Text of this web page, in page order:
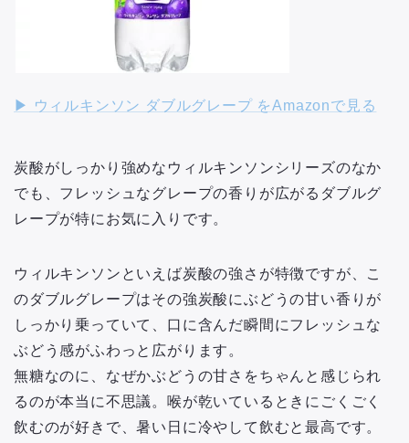
▶︎ ウィルキンソン ダブルグレープ をAmazonで見る
炭酸がしっかり強めなウィルキンソンシリーズのなか
でも、フレッシュなグレープの香りが広がるダブルグ
レープが特にお気に入りです。
ウィルキンソンといえば炭酸の強さが特徴ですが、こ
のダブルグレープはその強炭酸にぶどうの甘い香りが
しっかり乗っていて、口に含んだ瞬間にフレッシュな
ぶどう感がふわっと広がります。
無糖なのに、なぜかぶどうの甘さをちゃんと感じられ
るのが本当に不思議。喉が乾いているときにごくごく
飲むのが好きで、暑い日に冷やして飲むと最高です。